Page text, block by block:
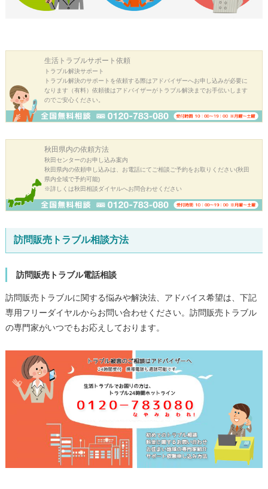
生活トラブルサポート依頼
トラブル解決サポート
トラブル解決のサポートを依頼する際はアドバイザーへお申し込みが必要に
なります（有料）依頼後はアドバイザーがトラブル解決までお手伝いします
のでご安心ください。
秋田県内の依頼方法
秋田センターのお申し込み案内
秋田県内の依頼申し込みは、お電話にてご相談ご予約をお取りください(秋田
県内全域で予約可能)
※詳しくは秋田相談ダイヤルへお問合わせください
訪問販売トラブル相談方法
訪問販売トラブル電話相談
訪問販売トラブルに関する悩みや解決法、アドバイス希望は、下記
専用フリーダイヤルからお問い合わせください。訪問販売トラブル
の専門家がいつでもお応えしております。